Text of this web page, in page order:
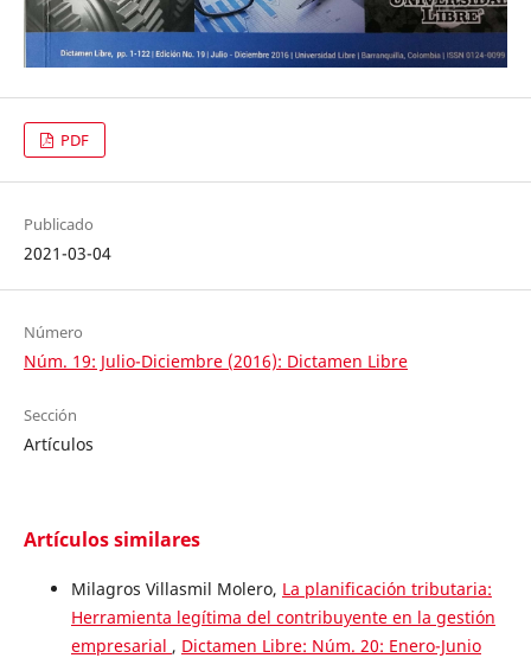
PDF
Publicado
2021-03-04
Número
Núm. 19: Julio-Diciembre (2016): Dictamen Libre
Sección
Artículos
Artículos similares
Milagros Villasmil Molero, La planificación tributaria:
Herramienta legítima del contribuyente en la gestión
empresarial , Dictamen Libre: Núm. 20: Enero-Junio